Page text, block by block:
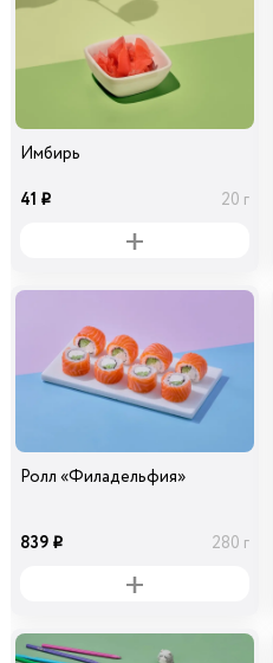
Имбирь
41 i 20 г
Ролл «Филадельфия»
839 i 280 г